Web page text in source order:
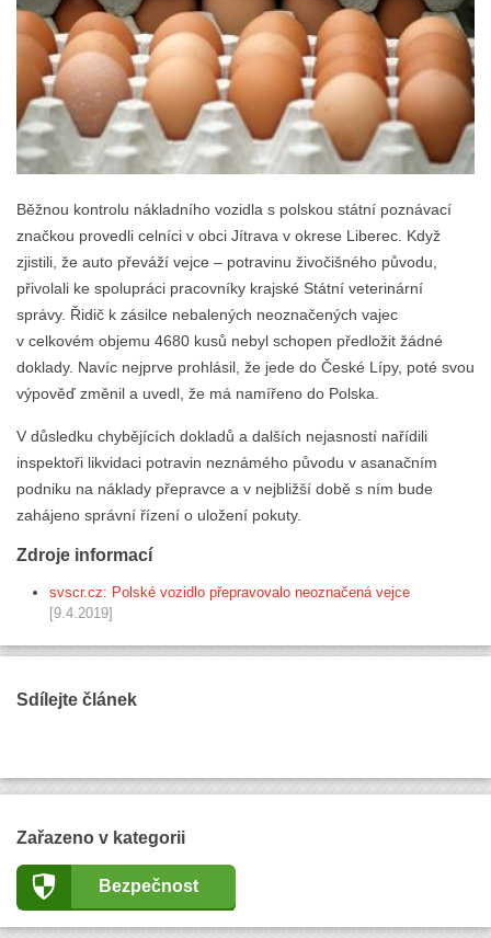
Běžnou kontrolu nákladního vozidla s polskou státní poznávací
značkou provedli celníci v obci Jítrava v okrese Liberec. Když
zjistili, že auto převáží vejce – potravinu živočišného původu,
přivolali ke spolupráci pracovníky krajské Státní veterinární
správy. Řidič k zásilce nebalených neoznačených vajec
v celkovém objemu 4680 kusů nebyl schopen předložit žádné
doklady. Navíc nejprve prohlásil, že jede do České Lípy, poté svou
výpověď změnil a uvedl, že má namířeno do Polska.
V důsledku chybějících dokladů a dalších nejasností nařídili
inspektoři likvidaci potravin neznámého původu v asanačním
podniku na náklady přepravce a v nejbližší době s ním bude
zahájeno správní řízení o uložení pokuty.
Zdroje informací
svscr.cz: Polské vozidlo přepravovalo neoznačená vejce
[9.4.2019]
Sdílejte článek
Zařazeno v kategorii
Bezpečnost